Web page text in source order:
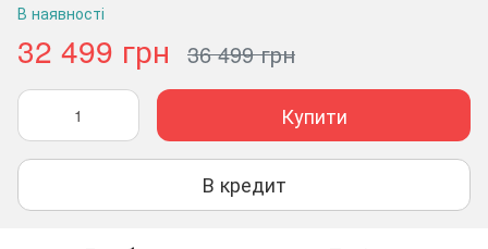
В наявності
32 499 грн 36 499 грн
Купити
В кредит